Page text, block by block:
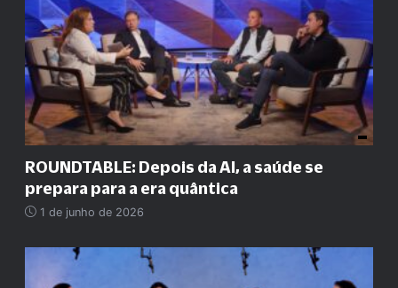
ROUNDTABLE: Depois da AI, a saúde se
prepara para a era quântica
1 de junho de 2026